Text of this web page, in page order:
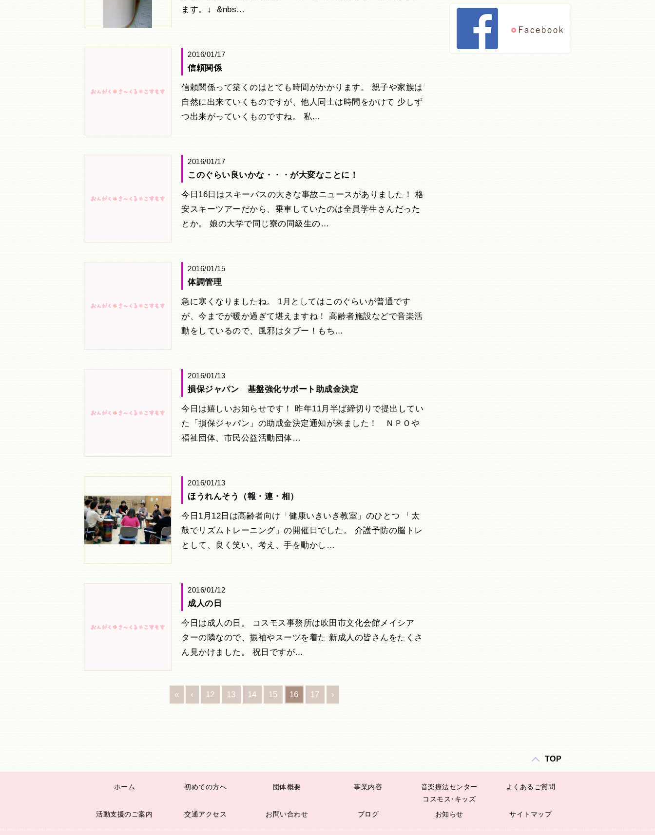
ます。↓ &nbs…
2016/01/17
信頼関係
信頼関係って築くのはとても時間がかかります。 親子や家族は
自然に出来ていくものですが、他人同士は時間をかけて 少しず
つ出来がっていくものですね。 私…
2016/01/17
このぐらい良いかな・・・が大変なことに！
今日16日はスキーバスの大きな事故ニュースがありました！ 格
安スキーツアーだから、乗車していたのは全員学生さんだった
とか。 娘の大学で同じ寮の同級生の…
2016/01/15
体調管理
急に寒くなりましたね。 1月としてはこのぐらいが普通です
が、今までが暖か過ぎて堪えますね！ 高齢者施設などで音楽活
動をしているので、風邪はタブー！もち…
2016/01/13
損保ジャパン 基盤強化サポート助成金決定
今日は嬉しいお知らせです！ 昨年11月半ば締切りで提出してい
た「損保ジャパン」の助成金決定通知が来ました！ ＮＰＯや
福祉団体、市民公益活動団体…
2016/01/13
ほうれんそう（報・連・相）
今日1月12日は高齢者向け「健康いきいき教室」のひとつ 「太
鼓でリズムトレーニング」の開催日でした。 介護予防の脳トレ
として、良く笑い、考え、手を動かし…
2016/01/12
成人の日
今日は成人の日。 コスモス事務所は吹田市文化会館メイシア
ターの隣なので、振袖やスーツを着た 新成人の皆さんをたくさ
ん見かけました。 祝日ですが…
« ‹ 12 13 14 15 16 17 ›
TOP
ホーム 初めての方へ 団体概要 事業内容
音楽療法センター
コスモス･キッズ
よくあるご質問
活動支援のご案内 交通アクセス お問い合わせ ブログ お知らせ サイトマップ